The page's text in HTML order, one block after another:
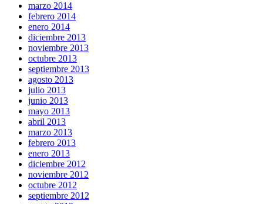
marzo 2014
febrero 2014
enero 2014
diciembre 2013
noviembre 2013
octubre 2013
septiembre 2013
agosto 2013
julio 2013
junio 2013
mayo 2013
abril 2013
marzo 2013
febrero 2013
enero 2013
diciembre 2012
noviembre 2012
octubre 2012
septiembre 2012